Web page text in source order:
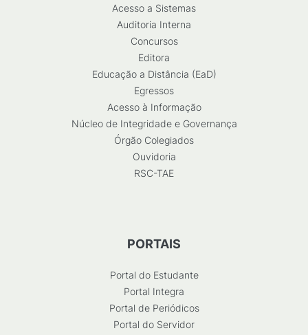
Acesso a Sistemas
Auditoria Interna
Concursos
Editora
Educação a Distância (EaD)
Egressos
Acesso à Informação
Núcleo de Integridade e Governança
Órgão Colegiados
Ouvidoria
RSC-TAE
PORTAIS
Portal do Estudante
Portal Integra
Portal de Periódicos
Portal do Servidor